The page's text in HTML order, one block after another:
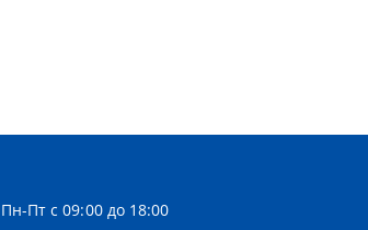
Пн-Пт с 09:00 до 18:00